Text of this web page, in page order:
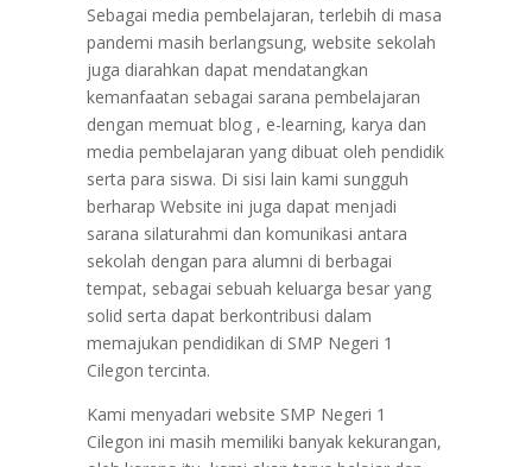
Sebagai media pembelajaran, terlebih di masa
pandemi masih berlangsung, website sekolah
juga diarahkan dapat mendatangkan
kemanfaatan sebagai sarana pembelajaran
dengan memuat blog , e-learning, karya dan
media pembelajaran yang dibuat oleh pendidik
serta para siswa. Di sisi lain kami sungguh
berharap Website ini juga dapat menjadi
sarana silaturahmi dan komunikasi antara
sekolah dengan para alumni di berbagai
tempat, sebagai sebuah keluarga besar yang
solid serta dapat berkontribusi dalam
memajukan pendidikan di SMP Negeri 1
Cilegon tercinta.
Kami menyadari website SMP Negeri 1
Cilegon ini masih memiliki banyak kekurangan,